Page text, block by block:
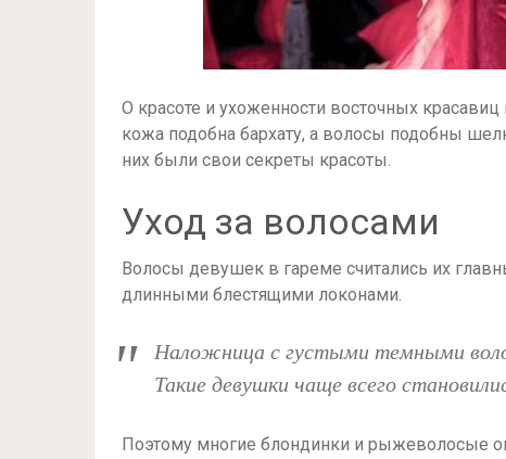
О красоте и ухоженности восточных
кожа подобна бархату, а волосы подобны
них были свои секреты красоты.
Уход за волосами
Волосы девушек в гареме считались их
длинными блестящими локонами.
Наложница с густыми темными
Такие девушки чаще всего
Поэтому многие блондинки и рыжеволосые